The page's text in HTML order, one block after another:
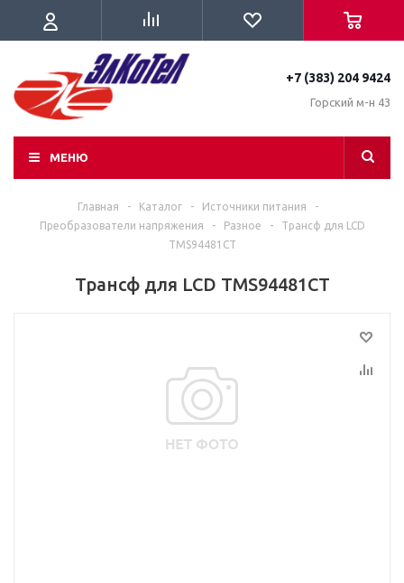
+7 (383) 204 9424
Горский м-н 43
МЕНЮ
Главная - Каталог - Источники питания
-
Преобразователи напряжения
- Разное -
Трансф для LCD
TMS94481CT
Трансф для LCD TMS94481CT